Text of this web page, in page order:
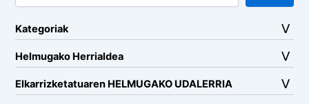
Kategoriak
Helmugako Herrialdea
Elkarrizketatuaren HELMUGAKO UDALERRIA